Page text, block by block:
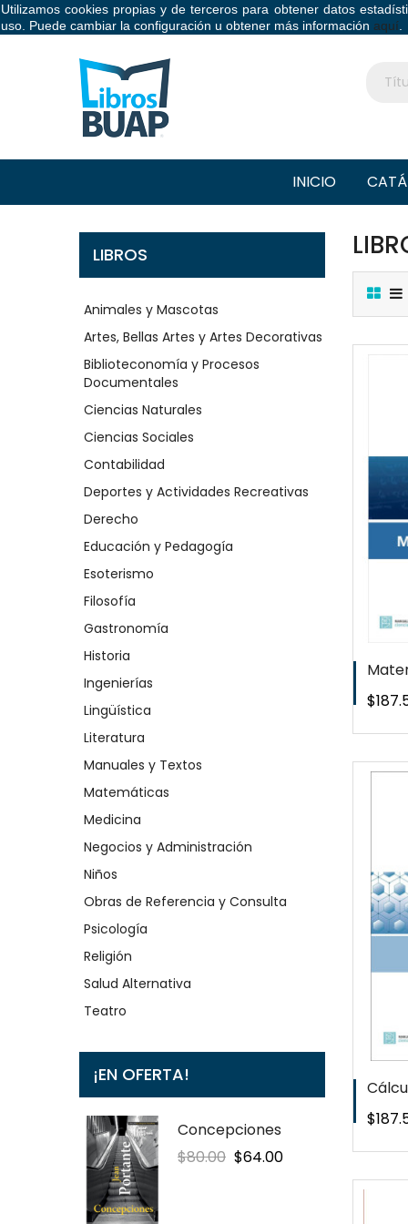
Utilizamos cookies propias y de terceros para obtener datos
uso. Puede cambiar la configuración u obtener más información aquí
Libros BUAP
INICIO
LIBROS
Animales y Mascotas
Artes, Bellas Artes y Artes Decorativas
Biblioteconomía y Procesos
Documentales
Ciencias Naturales
Ciencias Sociales
Contabilidad
Deportes y Actividades Recreativas
Derecho
Educación y Pedagogía
Esoterismo
Filosofía
Gastronomía
Historia
Ingenierías
Lingüística
Literatura
Manuales y Textos
Matemáticas
Medicina
Negocios y Administración
Niños
Obras de Referencia y Consulta
Psicología
Religión
Salud Alternativa
Teatro
¡EN OFERTA!
Concepciones
Precio
$80.00 Precio
$64.00
QUICKVIEW
WISHLIST